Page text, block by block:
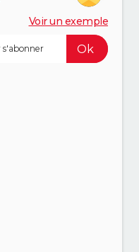
Voir un exemple